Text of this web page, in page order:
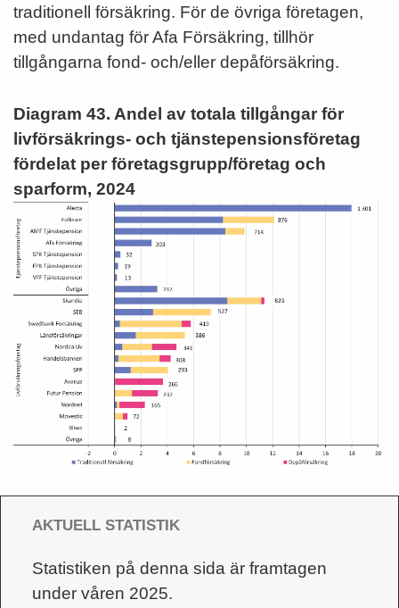
traditionell försäkring. För de övriga företagen,
med undantag för Afa Försäkring, tillhör
tillgångarna fond- och/eller depåförsäkring.
Diagram 43. Andel av totala tillgångar för
livförsäkrings- och tjänstepensionsföretag
fördelat per företagsgrupp/företag och
sparform, 2024
AKTUELL STATISTIK
Statistiken på denna sida är framtagen
under våren 2025.